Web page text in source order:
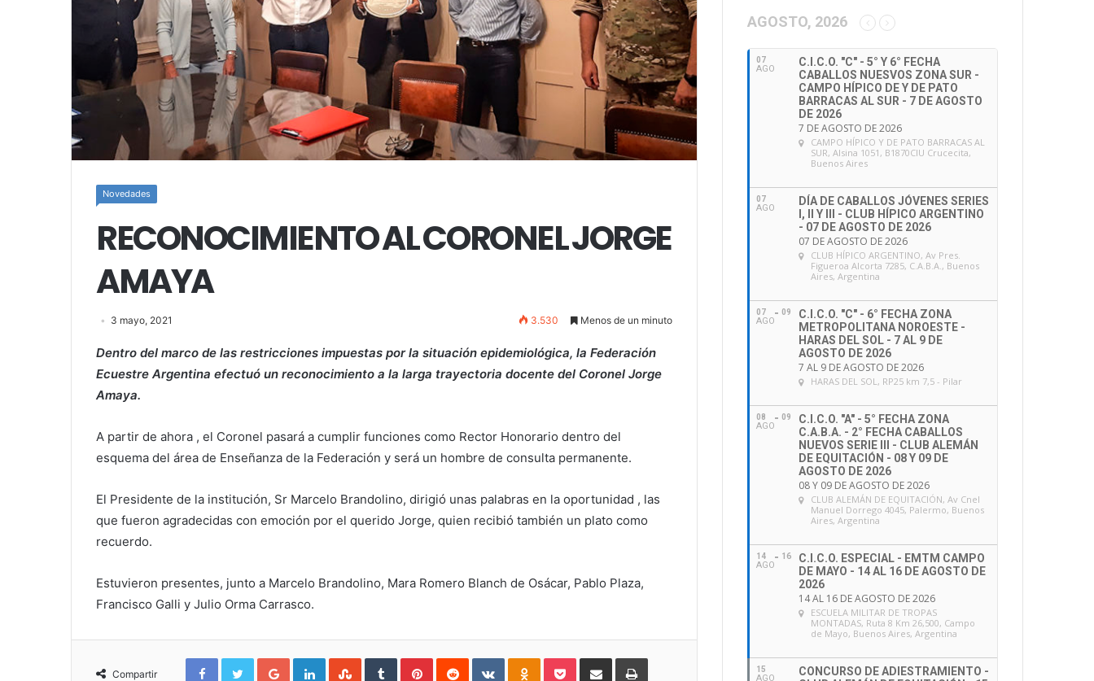
Novedades
RECONOCIMIENTO AL CORONEL JORGE
AMAYA
3 mayo, 2021 3.530 Menos de un minuto
Dentro del marco de las restricciones impuestas por la situación epidemiológica, la Federación
Ecuestre Argentina efectuó un reconocimiento a la larga trayectoria docente del Coronel Jorge
Amaya.
A partir de ahora , el Coronel pasará a cumplir funciones como Rector Honorario dentro del
esquema del área de Enseñanza de la Federación y será un hombre de consulta permanente.
El Presidente de la institución, Sr Marcelo Brandolino, dirigió unas palabras en la oportunidad , las
que fueron agradecidas con emoción por el querido Jorge, quien recibió también un plato como
recuerdo.
Estuvieron presentes, junto a Marcelo Brandolino, Mara Romero Blanch de Osácar, Pablo Plaza,
Francisco Galli y Julio Orma Carrasco.
Compartir
F T G L S T P R V O P C
AGOSTO, 2026
07
AGO
C.I.C.O. "C" - 5° Y 6° FECHA
CABALLOS NUESVOS ZONA SUR -
CAMPO HÍPICO DE Y DE PATO
BARRACAS AL SUR - 7 DE AGOSTO
DE 2026
7 DE AGOSTO DE 2026
CAMPO HÍPICO Y DE PATO BARRACAS AL
SUR, Alsina 1051, B1870CIU Crucecita,
Buenos Aires
07
AGO
DÍA DE CABALLOS JÓVENES SERIES
I, II Y III - CLUB HÍPICO ARGENTINO
- 07 DE AGOSTO DE 2026
07 DE AGOSTO DE 2026
CLUB HÍPICO ARGENTINO, Av Pres.
Figueroa Alcorta 7285, C.A.B.A., Buenos
Aires, Argentina
07
AGO
09
C.I.C.O. "C" - 6° FECHA ZONA
METROPOLITANA NOROESTE -
HARAS DEL SOL - 7 AL 9 DE
AGOSTO DE 2026
7 AL 9 DE AGOSTO DE 2026
HARAS DEL SOL, RP25 km 7,5 - Pilar
08
AGO
09
C.I.C.O. "A" - 5° FECHA ZONA
C.A.B.A. - 2° FECHA CABALLOS
NUEVOS SERIE III - CLUB ALEMÁN
DE EQUITACIÓN - 08 Y 09 DE
AGOSTO DE 2026
08 Y 09 DE AGOSTO DE 2026
CLUB ALEMÁN DE EQUITACIÓN, Av Cnel
Manuel Dorrego 4045, Palermo, Buenos
Aires, Argentina
14
AGO
16
C.I.C.O. ESPECIAL - EMTM CAMPO
DE MAYO - 14 AL 16 DE AGOSTO DE
2026
14 AL 16 DE AGOSTO DE 2026
ESCUELA MILITAR DE TROPAS
MONTADAS, Ruta 8 Km 26,500, Campo
de Mayo, Buenos Aires, Argentina
15
AGO
CONCURSO DE ADIESTRAMIENTO -